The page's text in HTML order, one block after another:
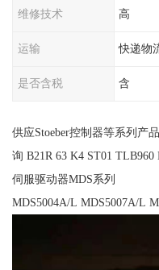
维修技术 高
运输 快递物
是否含税 含
供应Stoeber控制器等系列产
询 B21R 63 K4 ST01 TLB960
伺服驱动器MDS系列
MDS5004A/L MDS5007A/L